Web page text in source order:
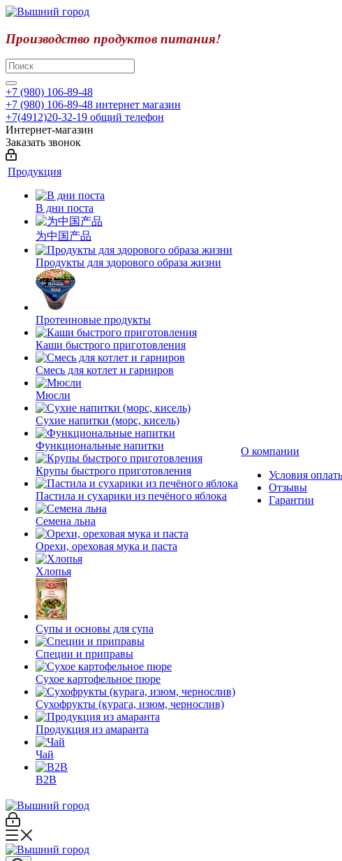
Производство продуктов питания!
+7 (980) 106-89-48
+7 (980) 106-89-48 интернет магазин
+7(4912)20-32-19 общий телефон
Интернет-магазин
Заказать звонок
Продукция
В дни поста
为中国产品
Продукты для здорового образа жизни
Протеиновые продукты
Каши быстрого приготовления
Смесь для котлет и гарниров
Мюсли
Сухие напитки (морс, кисель)
Функциональные напитки
Крупы быстрого приготовления
Пастила и сухарики из печёного яблока
Семена льна
Орехи, ореховая мука и паста
Хлопья
Супы и основы для супа
Специи и приправы
Сухое картофельное пюре
Сухофрукты (курага, изюм, чернослив)
Продукция из амаранта
Чай
B2B
О компании
Условия
Отзывы
Гарантии